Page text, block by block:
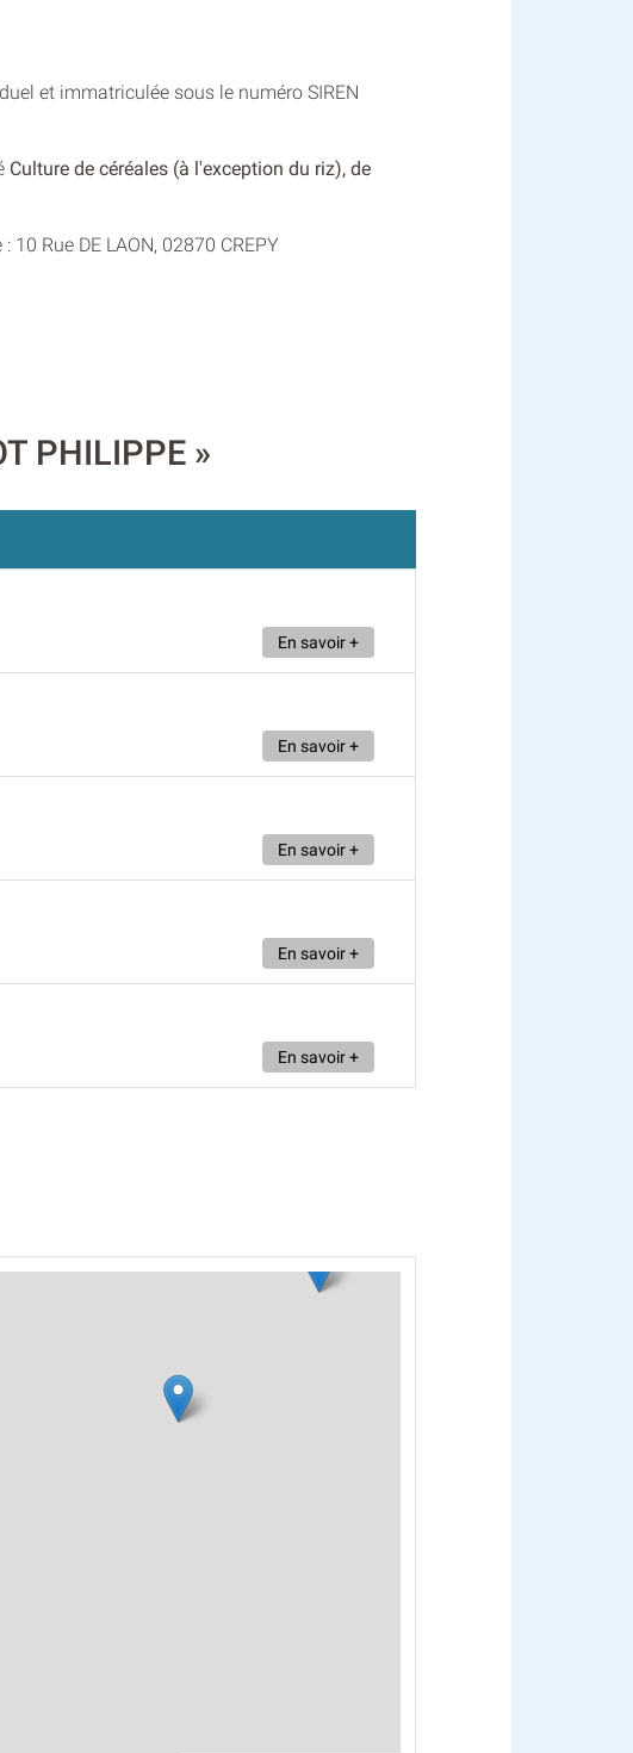
et immatriculée sous le numéro SIREN
Culture de céréales (à l'exception du riz), de
10 Rue DE LAON, 02870 CREPY
PHILIPPE »
En savoir +
En savoir +
En savoir +
En savoir +
En savoir +